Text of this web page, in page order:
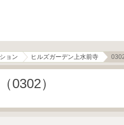
ョン ヒルズガーデン上水前寺
0302）